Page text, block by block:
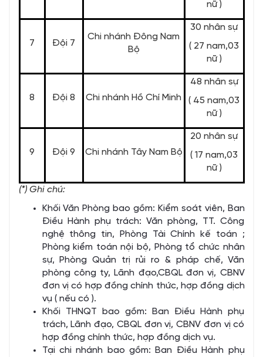
nữ )
7 Đội 7
Chi nhánh Đông Nam
Bộ
30 nhân sự
( 27 nam,03
nữ )
8 Đội 8 Chi nhánh Hồ Chí Minh
48 nhân sự
( 45 nam,03
nữ )
9 Đội 9 Chi nhánh Tây Nam Bộ
20 nhân sự
( 17 nam,03
nữ )
(*) Ghi chú:
Khối Văn Phòng bao gồm: Kiểm soát viên, Ban
Điều Hành phụ trách: Văn phòng, TT. Công
nghệ thông tin, Phòng Tài Chính kế toán ;
Phòng kiểm toán nội bộ, Phòng tổ chức nhân
sự, Phòng Quản trị rủi ro & pháp chế, Văn
phòng công ty, Lãnh đạo,CBQL đơn vị, CBNV
đơn vị có hợp đồng chính thức, hợp đồng dịch
vụ ( nếu có ).
Khối THNQT bao gồm: Ban Điều Hành phụ
trách, Lãnh đạo, CBQL đơn vị, CBNV đơn vị có
hợp đồng chính thức, hợp đồng dịch vụ.
Tại chi nhánh bao gồm: Ban Điều Hành phụ